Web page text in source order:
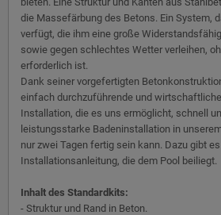
die Massefärbung des Betons. Ein System,
verfügt, die ihm eine große
sowie gegen schlechtes Wetter verleihen,
erforderlich ist.
Dank seiner vorgefertigten
einfach durchzuführende und
Installation, die es uns ermöglicht, schnell
leistungsstarke Badeninstallation in
nur zwei Tagen fertig sein kann. Dazu gibt
Installationsanleitung, die dem Pool beiliegt.
Inhalt des Standardkits:
- Struktur und Rand in Beton.